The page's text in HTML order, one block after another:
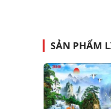
SẢN PHẨM